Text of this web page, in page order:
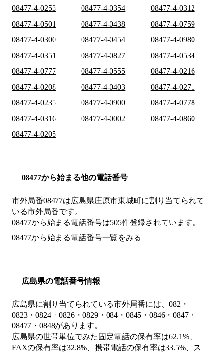
08477-4-0253
08477-4-0354
08477-4-0312
08477-4-0501
08477-4-0438
08477-4-0759
08477-4-0300
08477-4-0454
08477-4-0980
08477-4-0351
08477-4-0827
08477-4-0534
08477-4-0777
08477-4-0555
08477-4-0216
08477-4-0208
08477-4-0403
08477-4-0271
08477-4-0235
08477-4-0900
08477-4-0778
08477-4-0316
08477-4-0002
08477-4-0860
08477-4-0205
08477から始まる他の電話番号
市外局番08477は広島県庄原市東城町に割り当てられて
いる市外局番です。
08477から始まる電話番号は505件登録されています。
08477から始まる電話番号一覧をみる
広島県の電話番号情報
広島県に割り当てられている市外局番には、082・
0823・0824・0826・0829・084・0845・0846・0847・
08477・0848があります。
広島県の世帯単位でみた固定電話の保有率は62.1%、
FAXの保有率は32.8%、携帯電話の保有率は33.5%、ス